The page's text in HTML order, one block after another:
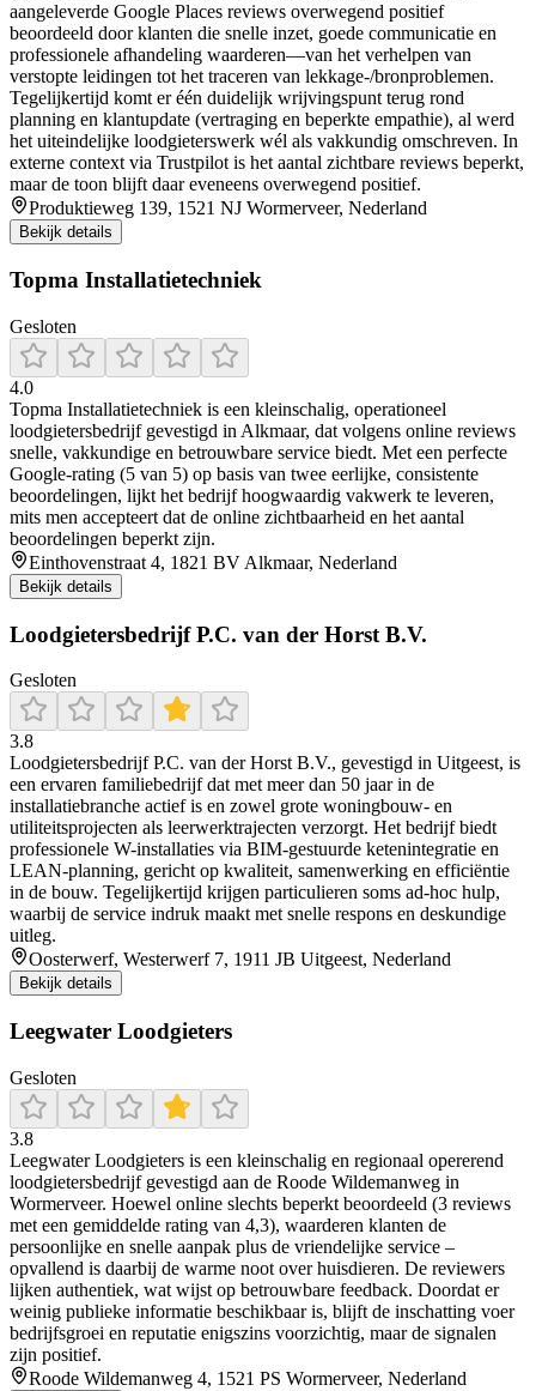
aangeleverde Google Places reviews overwegend positief
beoordeeld door klanten die snelle inzet, goede communicatie en
professionele afhandeling waarderen—van het verhelpen van
verstopte leidingen tot het traceren van lekkage-/bronproblemen.
Tegelijkertijd komt er één duidelijk wrijvingspunt terug rond
planning en klantupdate (vertraging en beperkte empathie), al werd
het uiteindelijke loodgieterswerk wél als vakkundig omschreven. In
externe context via Trustpilot is het aantal zichtbare reviews beperkt,
maar de toon blijft daar eveneens overwegend positief.
Produktieweg 139, 1521 NJ Wormerveer, Nederland
Bekijk details
Topma Installatietechniek
Gesloten
4.0
Topma Installatietechniek is een kleinschalig, operationeel
loodgietersbedrijf gevestigd in Alkmaar, dat volgens online reviews
snelle, vakkundige en betrouwbare service biedt. Met een perfecte
Google-rating (5 van 5) op basis van twee eerlijke, consistente
beoordelingen, lijkt het bedrijf hoogwaardig vakwerk te leveren,
mits men accepteert dat de online zichtbaarheid en het aantal
beoordelingen beperkt zijn.
Einthovenstraat 4, 1821 BV Alkmaar, Nederland
Bekijk details
Loodgietersbedrijf P.C. van der Horst B.V.
Gesloten
3.8
Loodgietersbedrijf P.C. van der Horst B.V., gevestigd in Uitgeest, is
een ervaren familiebedrijf dat met meer dan 50 jaar in de
installatiebranche actief is en zowel grote woningbouw- en
utiliteitsprojecten als leerwerktrajecten verzorgt. Het bedrijf biedt
professionele W-installaties via BIM-gestuurde ketenintegratie en
LEAN-planning, gericht op kwaliteit, samenwerking en efficiëntie
in de bouw. Tegelijkertijd krijgen particulieren soms ad-hoc hulp,
waarbij de service indruk maakt met snelle respons en deskundige
uitleg.
Oosterwerf, Westerwerf 7, 1911 JB Uitgeest, Nederland
Bekijk details
Leegwater Loodgieters
Gesloten
3.8
Leegwater Loodgieters is een kleinschalig en regionaal opererend
loodgietersbedrijf gevestigd aan de Roode Wildemanweg in
Wormerveer. Hoewel online slechts beperkt beoordeeld (3 reviews
met een gemiddelde rating van 4,3), waarderen klanten de
persoonlijke en snelle aanpak plus de vriendelijke service –
opvallend is daarbij de warme noot over huisdieren. De reviewers
lijken authentiek, wat wijst op betrouwbare feedback. Doordat er
weinig publieke informatie beschikbaar is, blijft de inschatting voer
bedrijfsgroei en reputatie enigszins voorzichtig, maar de signalen
zijn positief.
Roode Wildemanweg 4, 1521 PS Wormerveer, Nederland